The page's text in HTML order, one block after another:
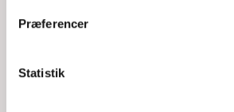
Præferencer
Statistik